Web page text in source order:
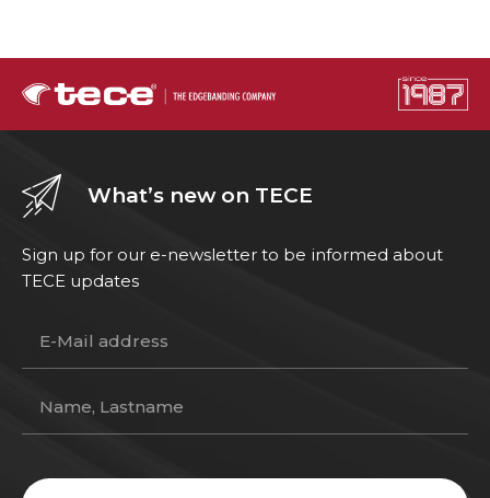
What’s new on TECE
Sign up for our e-newsletter to be informed about
TECE updates